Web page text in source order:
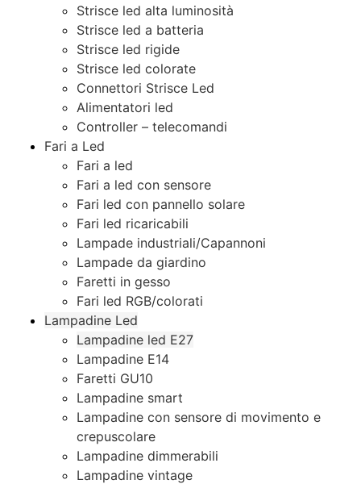
Strisce led alta luminosità
Strisce led a batteria
Strisce led rigide
Strisce led colorate
Connettori Strisce Led
Alimentatori led
Controller – telecomandi
Fari a Led
Fari a led
Fari a led con sensore
Fari led con pannello solare
Fari led ricaricabili
Lampade industriali/Capannoni
Lampade da giardino
Faretti in gesso
Fari led RGB/colorati
Lampadine Led
Lampadine led E27
Lampadine E14
Faretti GU10
Lampadine smart
Lampadine con sensore di movimento e
crepuscolare
Lampadine dimmerabili
Lampadine vintage